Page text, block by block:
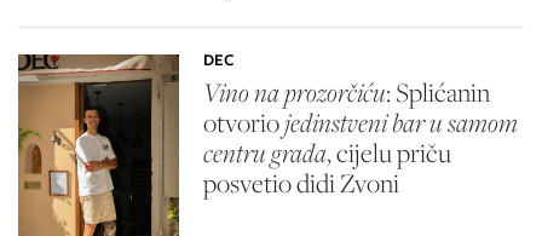
DEC
Vino na prozorčiću: Splićanin
otvoriojedinstveni bar u samom
centru grada, cijelu priču
posvetio didi Zvoni